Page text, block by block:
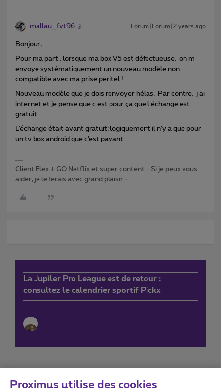
mallau_fvt96 Forum|Forum|2 years ago
Bonjour,
Pour ma part , lorsque ma box V5 est défectueuse, on m
envoye systématiquement un nouveau modèle non
compatible avec ma prise peritel !
Nouveau modèle que je dois renvoyer hélas. Par contre, j ai
internet et je pense que c est pour ça que l échange est
gratuit .
L’échange était avant gratuit; logiquement il n’y a que pour
un tv box android que c’est payant
Client Flex + GO Netflix et super content - Si je peux vous
aider, je le ferais avec grand plaisir -
La Jupiler Pro League est de retour :
consultez le calendrier sportif Pickx
Proximus utilise des cookies